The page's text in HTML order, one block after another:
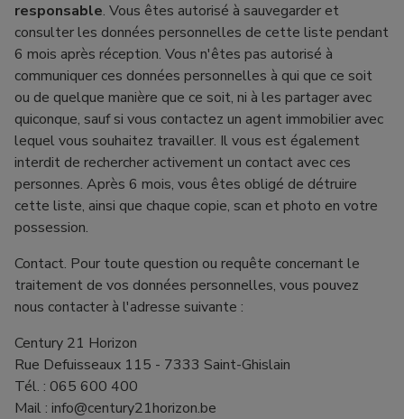
responsable. Vous êtes autorisé à sauvegarder et
consulter les données personnelles de cette liste pendant
6 mois après réception. Vous n'êtes pas autorisé à
communiquer ces données personnelles à qui que ce soit
ou de quelque manière que ce soit, ni à les partager avec
quiconque, sauf si vous contactez un agent immobilier avec
lequel vous souhaitez travailler. Il vous est également
interdit de rechercher activement un contact avec ces
personnes. Après 6 mois, vous êtes obligé de détruire
cette liste, ainsi que chaque copie, scan et photo en votre
possession.
Contact. Pour toute question ou requête concernant le
traitement de vos données personnelles, vous pouvez
nous contacter à l'adresse suivante :
Century 21 Horizon
Rue Defuisseaux 115 - 7333 Saint-Ghislain
Tél. : 065 600 400
Mail : info@century21horizon.be